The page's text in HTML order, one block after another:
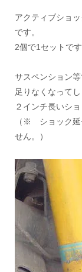
アクティブショ
です。
2個で1セットです
サスペンション
足りなくなって
２インチ長いシ
（※ ショック延
せん。）